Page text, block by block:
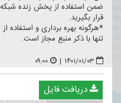
ضمن استفاده از پخش زنده
قرار بگیرید.
*هرگونه بهره برداری و استفاده
تنها با ذكر منبع مجاز است.
۱۴۰۱/۰۱/۰۳ | ۰۹:۰۰
دریافت فایل